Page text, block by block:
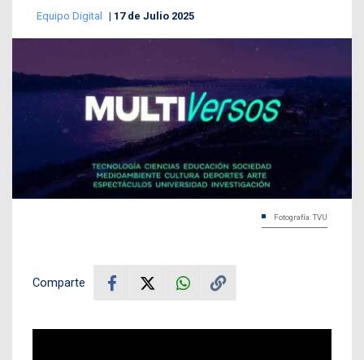
Equipo Digital 17 de Julio 2025
Fotografía: TVU
Comparte